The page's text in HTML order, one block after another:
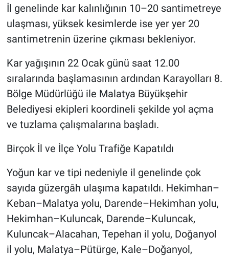
İl genelinde kar kalınlığının 10–20 santimetreye
ulaşması, yüksek kesimlerde ise yer yer 20
santimetrenin üzerine çıkması bekleniyor.
Kar yağışının 22 Ocak günü saat 12.00
sıralarında başlamasının ardından Karayolları 8.
Bölge Müdürlüğü ile Malatya Büyükşehir
Belediyesi ekipleri koordineli şekilde yol açma
ve tuzlama çalışmalarına başladı.
Birçok İl ve İlçe Yolu Trafiğe Kapatıldı
Yoğun kar ve tipi nedeniyle il genelinde çok
sayıda güzergâh ulaşıma kapatıldı. Hekimhan–
Keban–Malatya yolu, Darende–Hekimhan yolu,
Hekimhan–Kuluncak, Darende–Kuluncak,
Kuluncak–Alacahan, Tepehan il yolu, Doğanyol
il yolu, Malatya–Pütürge, Kale–Doğanyol,